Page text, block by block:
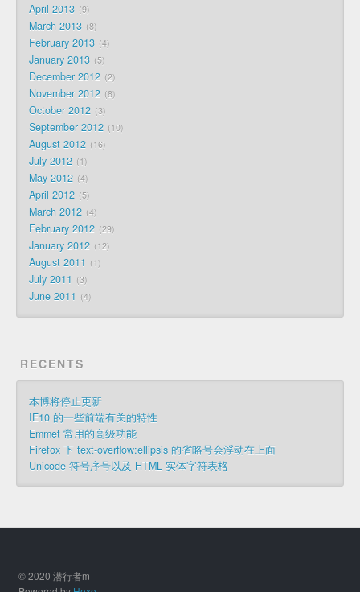
April 2013 9
March 2013 8
February 2013 4
January 2013 5
December 2012 2
November 2012 8
October 2012 3
September 2012 10
August 2012 16
July 2012 1
May 2012 4
April 2012 5
March 2012 4
February 2012 29
January 2012 12
August 2011 1
July 2011 3
June 2011 4
RECENTS
本博将停止更新
IE10 的一些前端有关的特性
Emmet 常用的高级功能
Firefox 下 text-overflow:ellipsis 的省略号会浮动在上面
Unicode 符号序号以及 HTML 实体字符表格
© 2020 潜行者m